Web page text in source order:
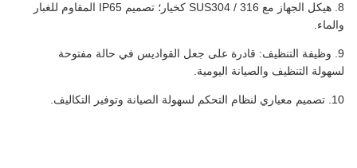
8. هيكل الجهاز مع SUS304 / 316 كخيار؛ تصميم IP65 المقاوم للغبار
والماء.
9. وظيفة التنظيف: قادرة على جعل القواديس في حالة مفتوحة
لسهولة التنظيف والصيانة اليومية.
10. تصميم معياري لنظام التحكم لسهولة الصيانة وتوفير التكاليف.